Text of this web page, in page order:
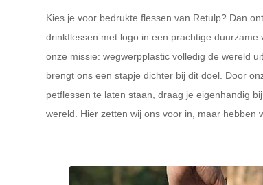
Kies je voor bedrukte flessen van Retulp? Dan
drinkflessen met logo in een prachtige
onze missie: wegwerpplastic volledig de wereld
brengt ons een stapje dichter bij dit doel. Door
petflessen te laten staan, draag je eigenhandig
wereld. Hier zetten wij ons voor in, maar hebben